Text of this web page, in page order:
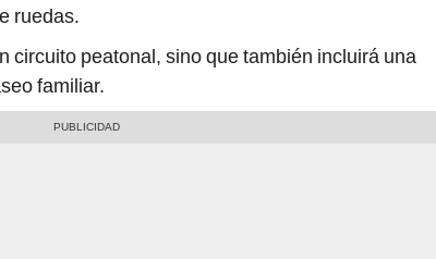
ruedas.
circuito peatonal, sino que también incluirá una
familiar.